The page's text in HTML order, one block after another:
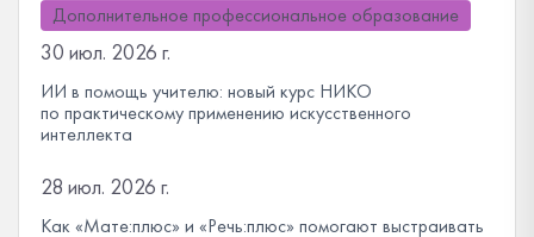
Дополнительное профессиональное образование
30 июл. 2026 г.
ИИ в помощь учителю: новый курс НИКО
по практическому применению искусственного
интеллекта
28 июл. 2026 г.
Как «Мате:плюс» и «Речь:плюс» помогают выстраивать